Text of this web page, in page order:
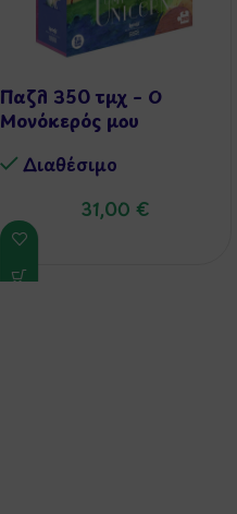
Παζλ 350 τμχ – Ο
Μονόκερός μου
Διαθέσιμo
31,00 €